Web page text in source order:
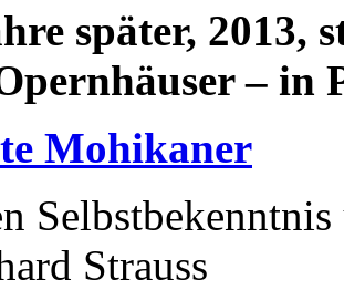
später, 2013,
– in
Mohikaner
Strauss